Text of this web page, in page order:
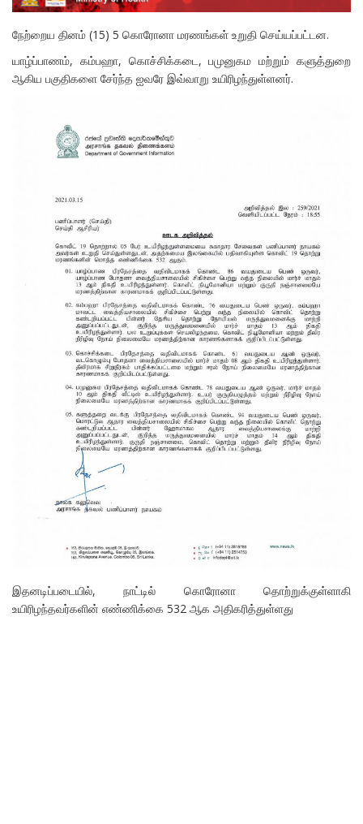
நேற்றைய தினம் (15) 5 கொரோனா மரணங்கள் உறுதி செய்யப்பட்டன.
யாழ்ப்பாணம், கம்பஹா, கொச்சிக்கடை, பமுனுகம மற்றும் களுத்துறை
ஆகிய பகுதிகளை சேர்ந்த ஐவரே இவ்வாறு உயிரிழந்துள்ளனர்.
இதனடிப்படையில், நாட்டில் கொரோனா தொற்றுக்குள்ளாகி
உயிரிழந்தவர்களின் எண்ணிக்கை 532 ஆக அதிகரித்துள்ளது